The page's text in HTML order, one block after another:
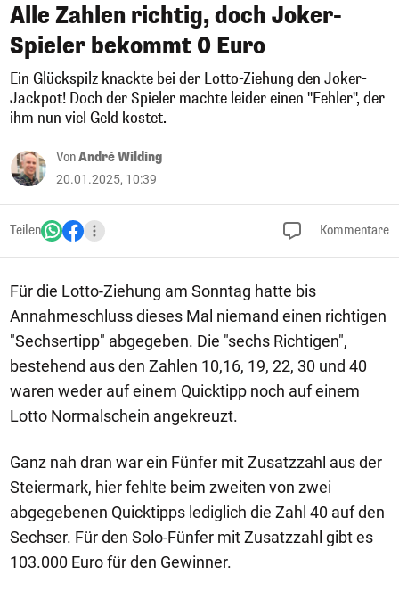
Alle Zahlen richtig, doch Joker-
Spieler bekommt 0 Euro
Ein Glückspilz knackte bei der Lotto-Ziehung den Joker-
Jackpot! Doch der Spieler machte leider einen "Fehler", der
ihm nun viel Geld kostet.
VonAndré Wilding
20.01.2025, 10:39
Teilen Kommentare
Für die Lotto-Ziehung am Sonntag hatte bis
Annahmeschluss dieses Mal niemand einen richtigen
"Sechsertipp" abgegeben. Die "sechs Richtigen",
bestehend aus den Zahlen 10,16, 19, 22, 30 und 40
waren weder auf einem Quicktipp noch auf einem
Lotto Normalschein angekreuzt.
Ganz nah dran war ein Fünfer mit Zusatzzahl aus der
Steiermark, hier fehlte beim zweiten von zwei
abgegebenen Quicktipps lediglich die Zahl 40 auf den
Sechser. Für den Solo-Fünfer mit Zusatzzahl gibt es
103.000 Euro für den Gewinner.